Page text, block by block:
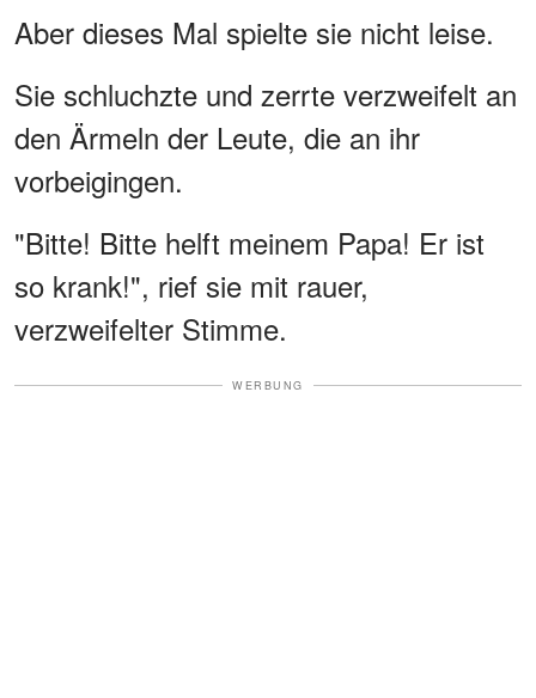
Aber dieses Mal spielte sie nicht leise.
Sie schluchzte und zerrte verzweifelt an
den Ärmeln der Leute, die an ihr
vorbeigingen.
"Bitte! Bitte helft meinem Papa! Er ist
so krank!", rief sie mit rauer,
verzweifelter Stimme.
WERBUNG